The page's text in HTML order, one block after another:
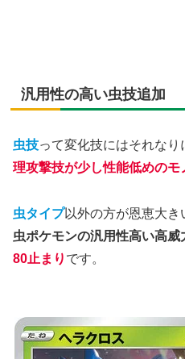
汎用性の高い虫技追加
虫技って変化技にはそれなり
理攻撃技が少し性能低めのモ
虫タイプ以外の方が恩恵大き
虫ポケモンの汎用性高い高威
80止まり です。